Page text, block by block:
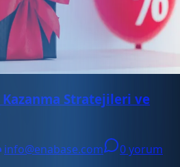
Stratejileri ve
info@enabase.com
0 yorum